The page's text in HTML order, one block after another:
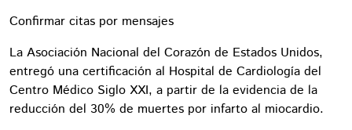
Confirmar citas por mensajes
La Asociación Nacional del Corazón de Estados Unidos,
entregó una certificación al Hospital de Cardiología del
Centro Médico Siglo XXI, a partir de la evidencia de la
reducción del 30% de muertes por infarto al miocardio.